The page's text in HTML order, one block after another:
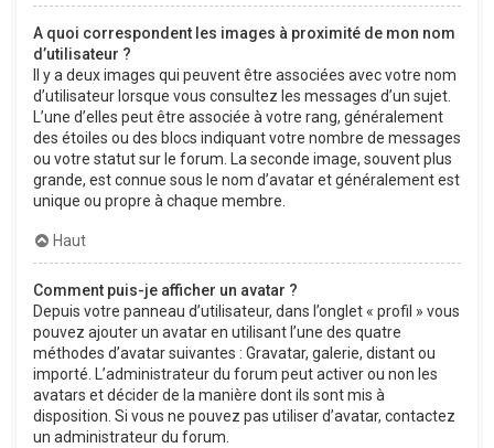
A quoi correspondent les images à proximité de mon nom
d’utilisateur ?
Il y a deux images qui peuvent être associées avec votre nom
d’utilisateur lorsque vous consultez les messages d’un sujet.
L’une d’elles peut être associée à votre rang, généralement
des étoiles ou des blocs indiquant votre nombre de messages
ou votre statut sur le forum. La seconde image, souvent plus
grande, est connue sous le nom d’avatar et généralement est
unique ou propre à chaque membre.
Haut
Comment puis-je afficher un avatar ?
Depuis votre panneau d’utilisateur, dans l’onglet « profil » vous
pouvez ajouter un avatar en utilisant l’une des quatre
méthodes d’avatar suivantes : Gravatar, galerie, distant ou
importé. L’administrateur du forum peut activer ou non les
avatars et décider de la manière dont ils sont mis à
disposition. Si vous ne pouvez pas utiliser d’avatar, contactez
un administrateur du forum.